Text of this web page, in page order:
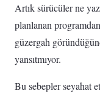
Artık sürücüler ne
planlanan
güzergah
yansıtmıyor.
Bu sebepler seyahat